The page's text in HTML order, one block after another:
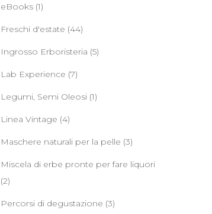
eBooks (1)
Freschi d'estate (44)
Ingrosso Erboristeria (5)
Lab Experience (7)
Legumi, Semi Oleosi (1)
Linea Vintage (4)
Maschere naturali per la pelle (3)
Miscela di erbe pronte per fare liquori
(2)
Percorsi di degustazione (3)